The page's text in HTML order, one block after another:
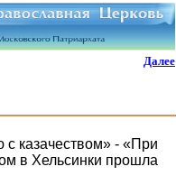
Далее
казачеством» - «При
в Хельсинки прошла